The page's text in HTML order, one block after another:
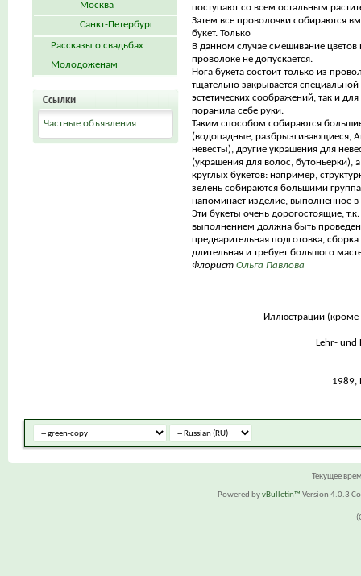
поступают со всем остальным
Затем все проволочки собираются
букет. Только
В данном случае смешивание цветов
проволоке не допускается.
Нога букета состоит только из
тщательно закрывается специальной
эстетических соображений, так и
поранила себе руки.
Таким способом собираются
(водопадные, разбрызгивающиеся,
невесты), другие украшения для
(украшения для волос, бутоньерки),
круглых букетов: например,
зелень собираются большими
напоминает изделие, выполненное в
Эти букеты очень дорогостоящие,
выполнением должна быть
предварительная подготовка, сборка
длительная и требует большого
Флорист Ольга Павлова
Иллюстрации (кроме
Lehr- und
1989,
Москва
Санкт-Петербург
Рассказы о свадьбах
Молодоженам
Ссылки
Частные объявления
Текущее
Powered byvBulletin™ Version 4.0.3